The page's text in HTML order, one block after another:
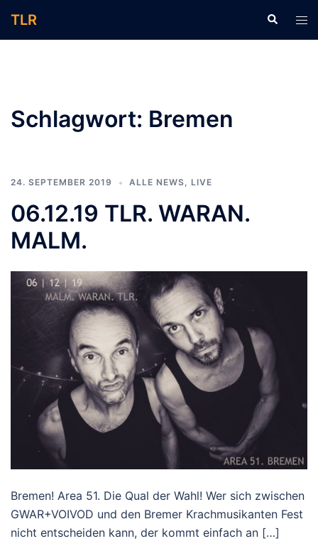
Inhalt
TLR Suche
Schlagwort: Bremen
24. SEPTEMBER 2019 ALLE NEWS, LIVE
06.12.19 TLR. WARAN.
MALM.
Bremen! Area 51. Die Qual der Wahl! Wer sich zwischen
GWAR+VOIVOD und den Bremer Krachmusikanten Fest
nicht entscheiden kann, der kommt einfach an […]